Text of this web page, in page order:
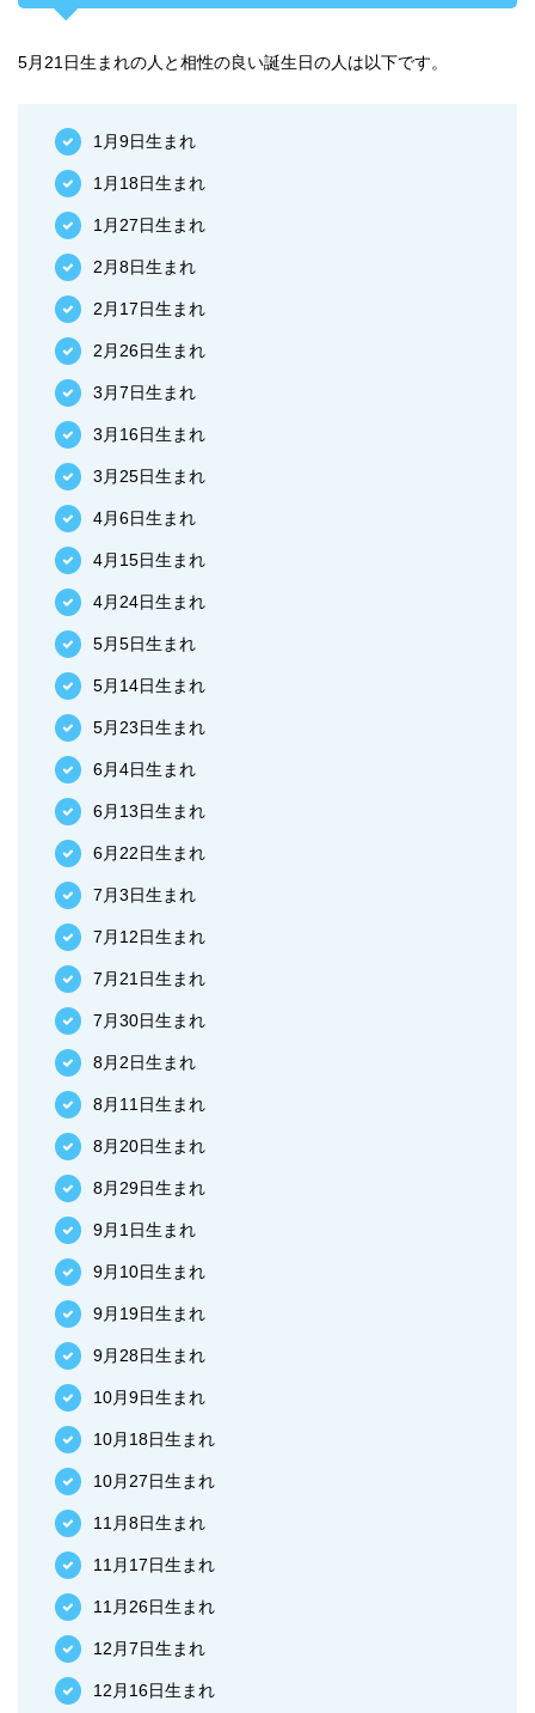
5月21日生まれの人と相性の良い誕生日の人は以下です。
1月9日生まれ
1月18日生まれ
1月27日生まれ
2月8日生まれ
2月17日生まれ
2月26日生まれ
3月7日生まれ
3月16日生まれ
3月25日生まれ
4月6日生まれ
4月15日生まれ
4月24日生まれ
5月5日生まれ
5月14日生まれ
5月23日生まれ
6月4日生まれ
6月13日生まれ
6月22日生まれ
7月3日生まれ
7月12日生まれ
7月21日生まれ
7月30日生まれ
8月2日生まれ
8月11日生まれ
8月20日生まれ
8月29日生まれ
9月1日生まれ
9月10日生まれ
9月19日生まれ
9月28日生まれ
10月9日生まれ
10月18日生まれ
10月27日生まれ
11月8日生まれ
11月17日生まれ
11月26日生まれ
12月7日生まれ
12月16日生まれ